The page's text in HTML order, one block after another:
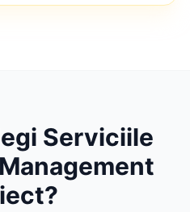
Serviciile
Management
?